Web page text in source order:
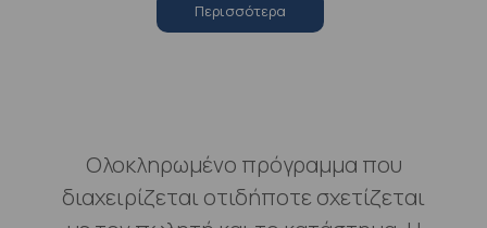
Περισσότερα
Ολοκληρωμένο πρόγραμμα που
διαχειρίζεται οτιδήποτε σχετίζεται